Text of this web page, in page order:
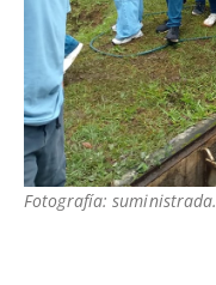
Fotografía: suministrada.